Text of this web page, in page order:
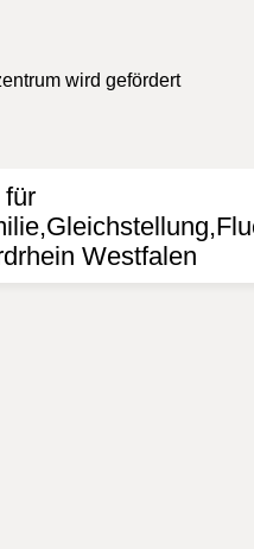
wird gefördert